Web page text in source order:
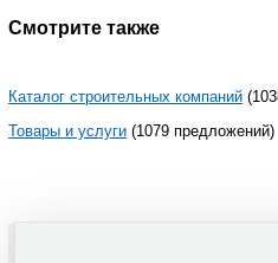
Смотрите также
Каталог строительных компаний
Товары и услуги (1079 предложений)